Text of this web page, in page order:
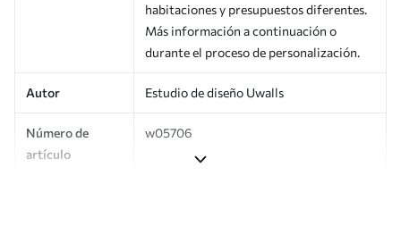
habitaciones y presupuestos diferentes.
Más información a continuación o
durante el proceso de personalización.
Autor Estudio de diseño Uwalls
Número de
artículo
w05706